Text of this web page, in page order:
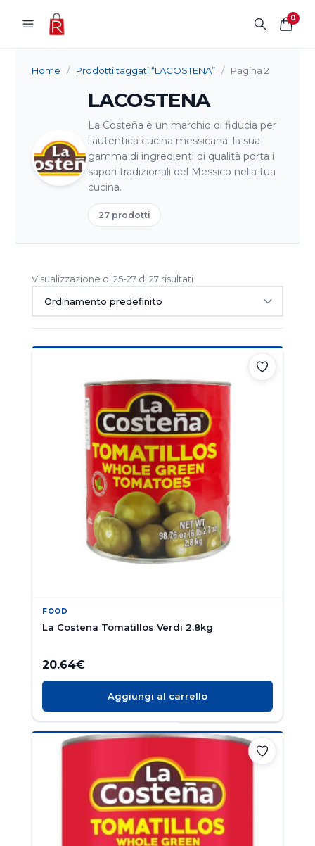
0
Home / Prodotti taggati “LACOSTENA” / Pagina 2
LACOSTENA
La Costeña è un marchio di fiducia per
l'autentica cucina messicana; la sua
gamma di ingredienti di qualità porta i
sapori tradizionali del Messico nella tua
cucina.
27 prodotti
Visualizzazione di 25-27 di 27 risultati
FOOD
La Costena Tomatillos Verdi 2.8kg
20.64€
Aggiungi al carrello